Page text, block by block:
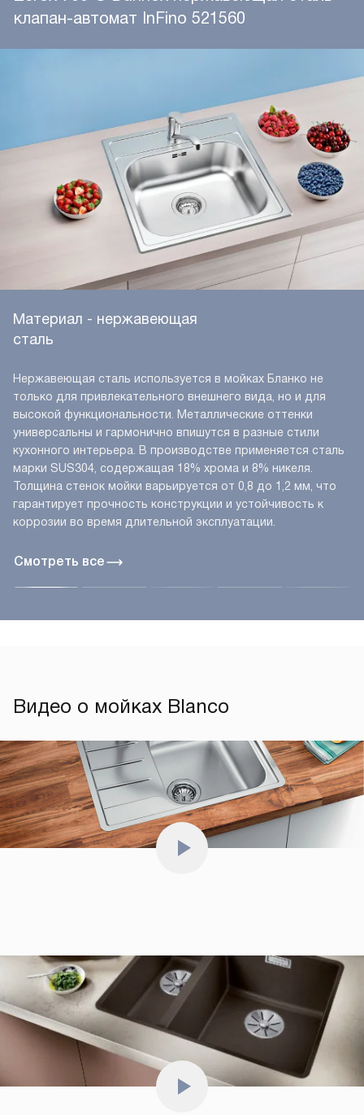
клапан-автомат InFino 521560
Смотреть все
Материал - нержавеющая
сталь
Нержавеющая сталь используется в мойках Бланко не
только для привлекательного внешнего вида, но и для
высокой функциональности. Металлические оттенки
универсальны и гармонично впишутся в разные стили
кухонного интерьера. В производстве применяется сталь
марки SUS304, содержащая 18% хрома и 8% никеля.
Толщина стенок мойки варьируется от 0,8 до 1,2 мм, что
гарантирует прочность конструкции и устойчивость к
коррозии во время длительной эксплуатации.
Видео о мойках Blanco